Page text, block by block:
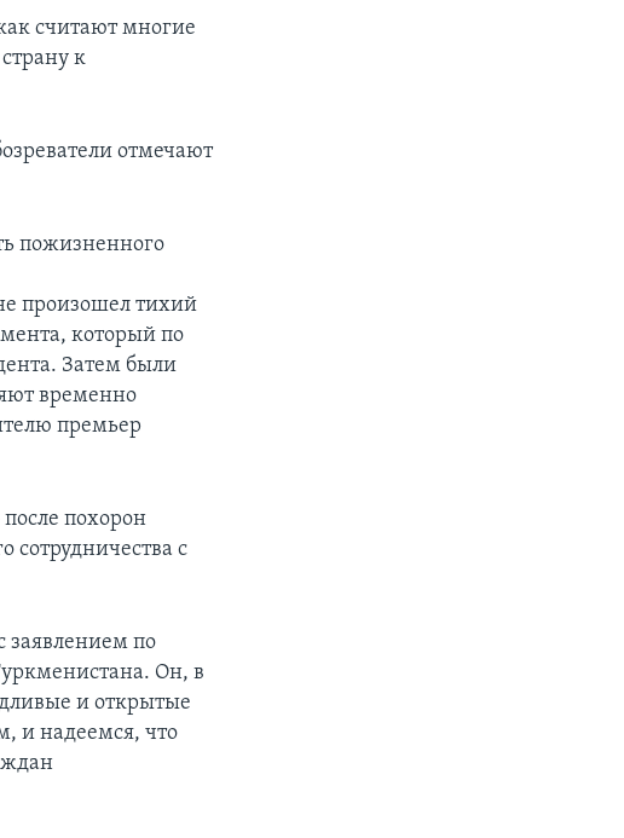
считают многие
к
отмечают
пожизненного
произошел тихий
который по
Затем были
временно
премьер
похорон
сотрудничества с
заявлением по
Он, в
и открытые
и надеемся, что